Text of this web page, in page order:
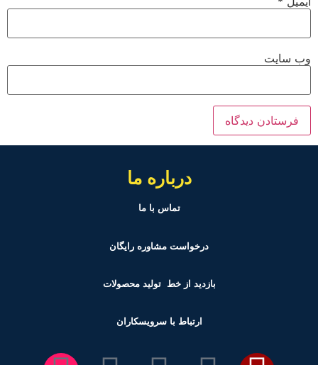
وب‌ سایت
درباره ما
تماس با ما
درخواست مشاوره رایگان
بازدید از خط تولیدمحصولات
ارتباط با سرویسکاران